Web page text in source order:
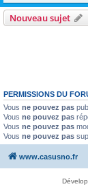
Nouveau sujet
PERMISSIONS DU
Vous ne pouvez pas
Vous ne pouvez pas
Vous ne pouvez pas
Vous ne pouvez pas
www.casusno.fr